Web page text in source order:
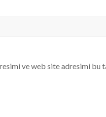
ve web site adresimi bu